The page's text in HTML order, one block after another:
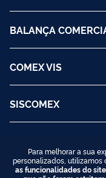
BALANÇA
COMEX VIS
SISCOMEX
Para melhorar a sua
personalizados, utilizamos
as funcionalidades do